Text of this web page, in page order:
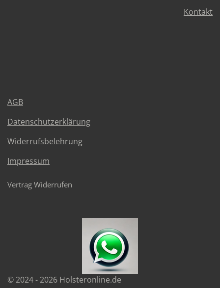
Kontakt
AGB
Datenschutzerklärung
Widerrufsbelehrung
Impressum
Vertrag Widerrufen
© 2024 - 2026 Holsteronline.de